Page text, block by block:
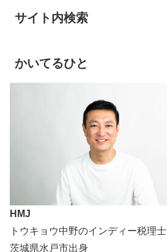
サイト内検索
かいてるひと
HMJ
トウキョウ中野のインディー税理士
茨城県水戸市出身